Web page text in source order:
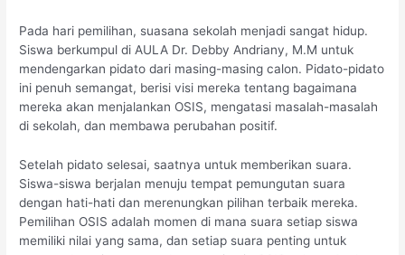
Pada hari pemilihan, suasana sekolah menjadi sangat hidup.
Siswa berkumpul di AULA Dr. Debby Andriany, M.M untuk
mendengarkan pidato dari masing-masing calon. Pidato-pidato
ini penuh semangat, berisi visi mereka tentang bagaimana
mereka akan menjalankan OSIS, mengatasi masalah-masalah
di sekolah, dan membawa perubahan positif.
Setelah pidato selesai, saatnya untuk memberikan suara.
Siswa-siswa berjalan menuju tempat pemungutan suara
dengan hati-hati dan merenungkan pilihan terbaik mereka.
Pemilihan OSIS adalah momen di mana suara setiap siswa
memiliki nilai yang sama, dan setiap suara penting untuk